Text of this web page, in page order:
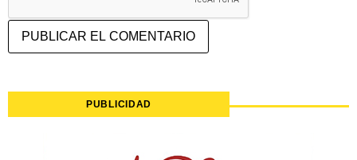
PUBLICIDAD